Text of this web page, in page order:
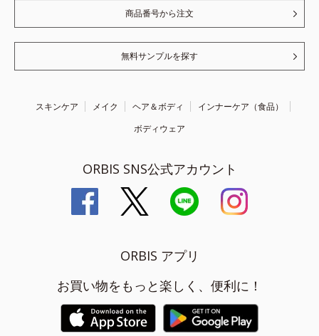
商品番号から注文
無料サンプルを探す
スキンケア メイク ヘア＆ボディ
インナーケア（食品）
ボディウェア
ORBIS SNS公式アカウント
ORBIS アプリ
お買い物をもっと楽しく、便利に！